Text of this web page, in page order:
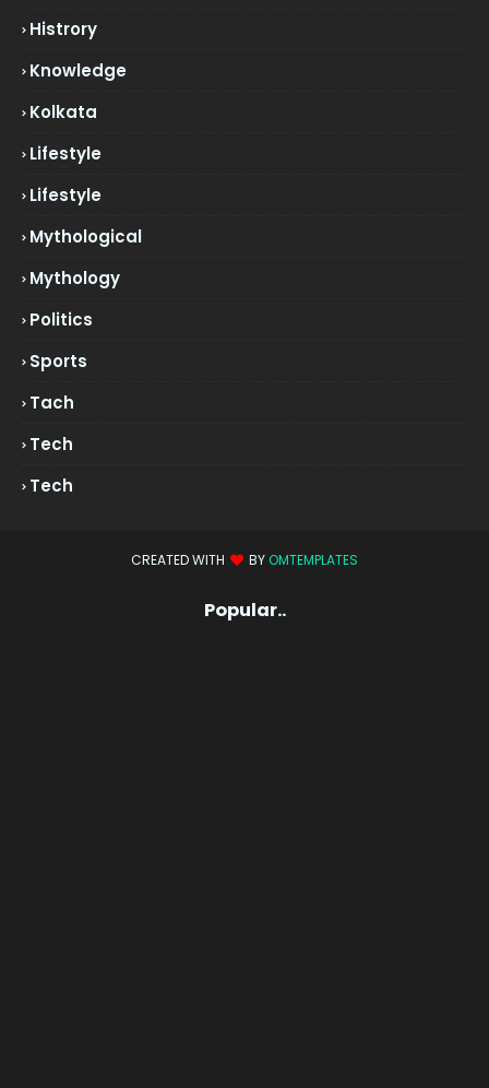
Histrory
Knowledge
Kolkata
Lifestyle
Lifestyle
Mythological
Mythology
Politics
Sports
Tach
Tech
Tech
CREATED WITH BY OMTEMPLATES
Popular..